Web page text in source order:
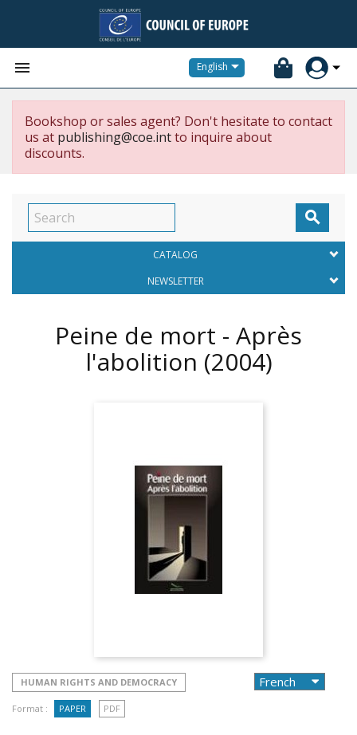
 English
Bookshop or sales agent? Don't hesitate to contact
us at publishing@coe.intto inquire about
discounts.

CATALOG
NEWSLETTER
Peine de mort - Après
l'abolition (2004)
HUMAN RIGHTS AND DEMOCRACY
Format : PAPER PDF